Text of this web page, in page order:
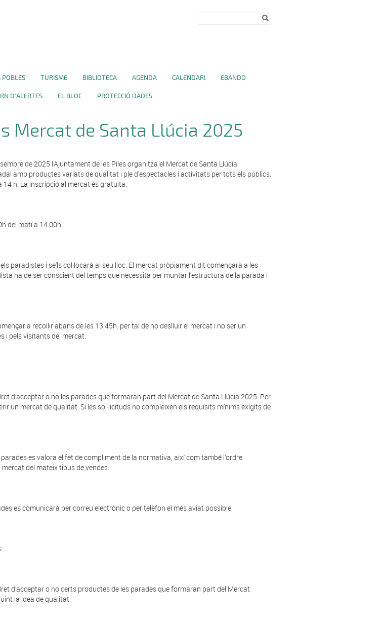
POBLES TURISME BIBLIOTECA AGENDA CALENDARI EBANDO
D'ALERTES EL BLOC PROTECCIÓ DADES
Mercat de Santa Llúcia 2025
de 2025 l'Ajuntament de les Piles organitza el Mercat de Santa Llúcia
amb productes variats de qualitat i ple d'espectacles i activitats per tots els públics.
14 h. La inscripció al mercat és gratuïta.
del matí a 14.00h.
paradistes i se'ls col·locarà al seu lloc. El mercat pròpiament dit començarà a les
ha de ser conscient del temps que necessita per muntar l'estructura de la parada i
a recollir abans de les 13.45h. per tal de no deslluir el mercat i no ser un
i pels visitants del mercat.
d’acceptar o no les parades que formaran part del Mercat de Santa Llúcia 2025. Per
un mercat de qualitat. Si les sol·licituds no compleixen els requisits mínims exigits de
es valora el fet de compliment de la normativa, així com també l’ordre
del mateix tipus de vendes.
es comunicarà per correu electrònic o per telèfon el més aviat possible
d’acceptar o no certs productes de les parades que formaran part del Mercat
la idea de qualitat.